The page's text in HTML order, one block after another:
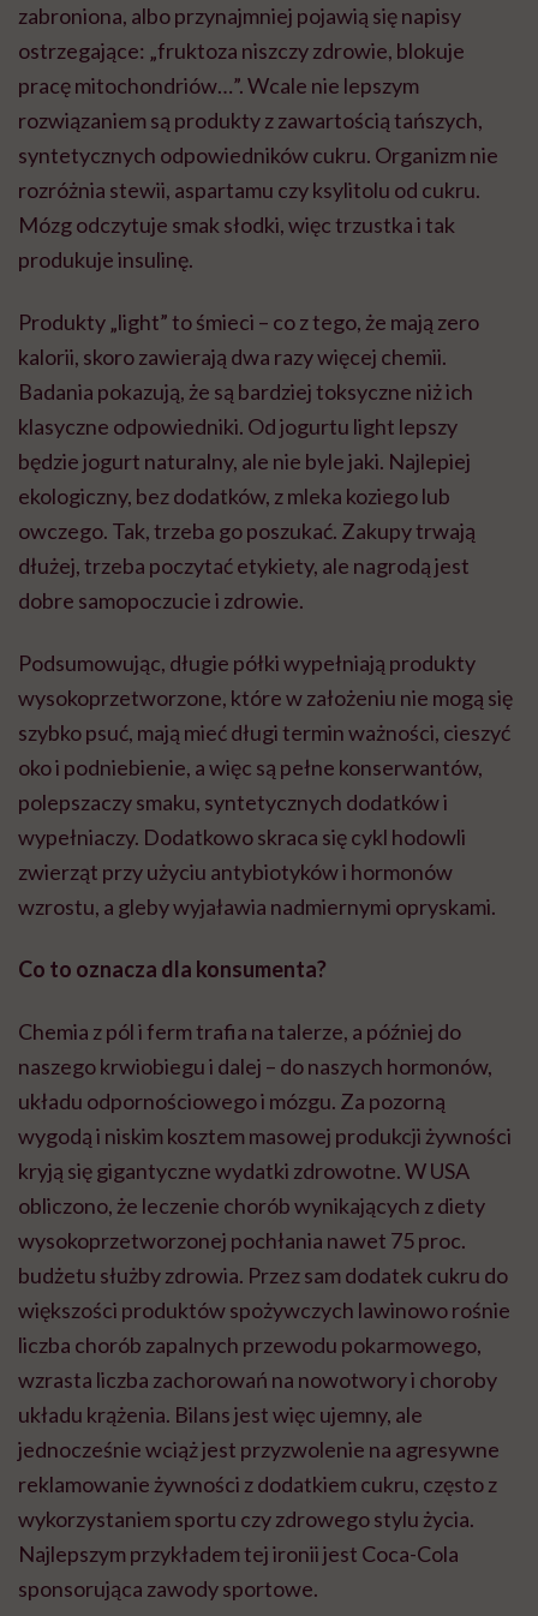
zabroniona, albo przynajmniej pojawią się napisy
ostrzegające: „fruktoza niszczy zdrowie, blokuje
pracę mitochondriów…”. Wcale nie lepszym
rozwiązaniem są produkty z zawartością tańszych,
syntetycznych odpowiedników cukru. Organizm nie
rozróżnia stewii, aspartamu czy ksylitolu od cukru.
Mózg odczytuje smak słodki, więc trzustka i tak
produkuje insulinę.
Produkty „light” to śmieci – co z tego, że mają zero
kalorii, skoro zawierają dwa razy więcej chemii.
Badania pokazują, że są bardziej toksyczne niż ich
klasyczne odpowiedniki. Od jogurtu light lepszy
będzie jogurt naturalny, ale nie byle jaki. Najlepiej
ekologiczny, bez dodatków, z mleka koziego lub
owczego. Tak, trzeba go poszukać. Zakupy trwają
dłużej, trzeba poczytać etykiety, ale nagrodą jest
dobre samopoczucie i zdrowie.
Podsumowując, długie półki wypełniają produkty
wysokoprzetworzone, które w założeniu nie mogą się
szybko psuć, mają mieć długi termin ważności, cieszyć
oko i podniebienie, a więc są pełne konserwantów,
polepszaczy smaku, syntetycznych dodatków i
wypełniaczy. Dodatkowo skraca się cykl hodowli
zwierząt przy użyciu antybiotyków i hormonów
wzrostu, a gleby wyjaławia nadmiernymi opryskami.
Co to oznacza dla konsumenta?
Chemia z pól i ferm trafia na talerze, a później do
naszego krwiobiegu i dalej – do naszych hormonów,
układu odpornościowego i mózgu. Za pozorną
wygodą i niskim kosztem masowej produkcji żywności
kryją się gigantyczne wydatki zdrowotne. W USA
obliczono, że leczenie chorób wynikających z diety
wysokoprzetworzonej pochłania nawet 75 proc.
budżetu służby zdrowia. Przez sam dodatek cukru do
większości produktów spożywczych lawinowo rośnie
liczba chorób zapalnych przewodu pokarmowego,
wzrasta liczba zachorowań na nowotwory i choroby
układu krążenia. Bilans jest więc ujemny, ale
jednocześnie wciąż jest przyzwolenie na agresywne
reklamowanie żywności z dodatkiem cukru, często z
wykorzystaniem sportu czy zdrowego stylu życia.
Najlepszym przykładem tej ironii jest Coca-Cola
sponsorująca zawody sportowe.